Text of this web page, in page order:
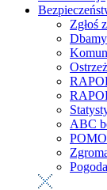
Zgłoś
ABC